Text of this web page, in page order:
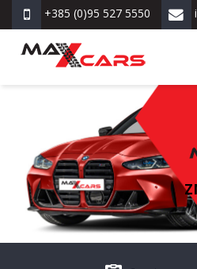
+385 (0)95 527 5550